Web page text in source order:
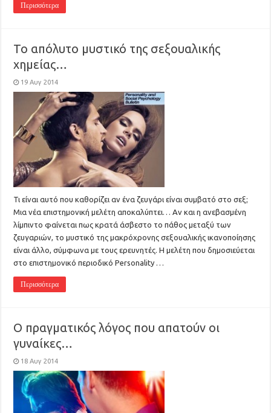
Περισσότερα
Το απόλυτο μυστικό της σεξουαλικής
χημείας…
19 Αυγ 2014
Τι είναι αυτό που καθορίζει αν ένα ζευγάρι είναι συμβατό στο σεξ;
Μια νέα επιστημονική μελέτη αποκαλύπτει… Αν και η ανεβασμένη
λίμπιντο φαίνεται πως κρατά άσβεστο το πάθος μεταξύ των
ζευγαριών, το μυστικό της μακρόχρονης σεξουαλικής ικανοποίησης
είναι άλλο, σύμφωνα με τους ερευνητές. Η μελέτη που δημοσιεύεται
στο επιστημονικό περιοδικό Personality …
Περισσότερα
Ο πραγματικός λόγος που απατούν οι
γυναίκες…
18 Αυγ 2014